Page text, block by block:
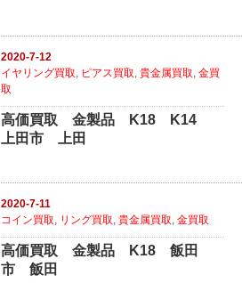
2020-7-12
イヤリング買取
ピアス買取 ,貴金属買取 ,金買
取
高価買取 金製品 K18 K14
上田市 上田
2020-7-11
コイン買取, リング買取,貴金属買取,金買取
高価買取 金製品 K18 飯田
市 飯田